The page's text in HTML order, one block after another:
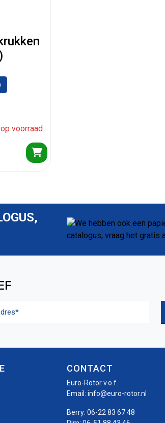
voorraad
CONTACT
Euro-Rotor v.o.f.
Email: info@euro-rotor.nl
Berry: 06-22 83 67 48